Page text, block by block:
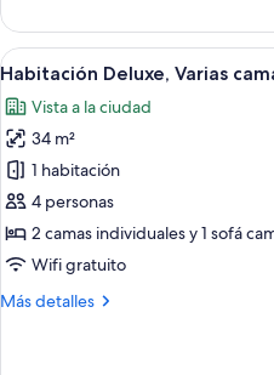
Ver
todas
las
fotos
de
Habitación
Deluxe,
Varias
5
Habitación Deluxe, Varias
Vista a la ciudad
34 m²
1 habitación
4 personas
2 camas individuales y 1 sofá
Wifi gratuito
Más detalles
Más